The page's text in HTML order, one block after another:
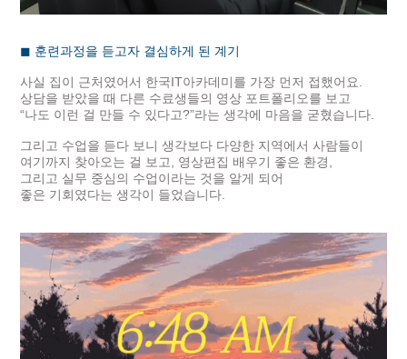
◼ 훈련과정을 듣고자 결심하게 된 계기
사실 집이 근처였어서 한국IT아카데미를 가장 먼저 접했어요.
상담을 받았을 때 다른 수료생들의 영상 포트폴리오를 보고
“나도 이런 걸 만들 수 있다고?”라는 생각에 마음을 굳혔습니다.
그리고 수업을 듣다 보니 생각보다 다양한 지역에서 사람들이
여기까지 찾아오는 걸 보고, 영상편집 배우기 좋은 환경,
그리고 실무 중심의 수업이라는 것을 알게 되어
좋은 기회였다는 생각이 들었습니다.